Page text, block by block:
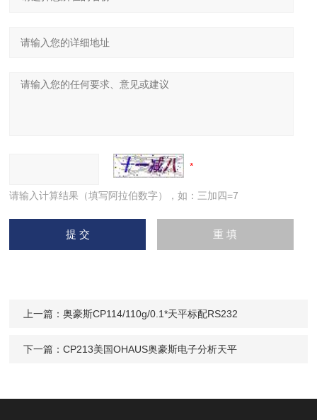
请输入计算结果（填写阿拉伯数字），如：三加四=7
上一篇：奥豪斯CP114/110g/0.1*天平标配RS232
下一篇：CP213美国OHAUS奥豪斯电子分析天平